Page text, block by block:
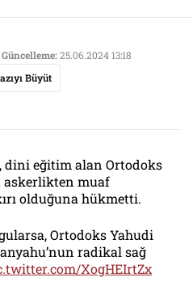
25.06.2024 13:18
Büyüt
dini eğitim alan Ortodoks
askerlikten muaf
olduğuna hükmetti.
Ortodoks Yahudi
radikal sağ
XogHEIrtZx